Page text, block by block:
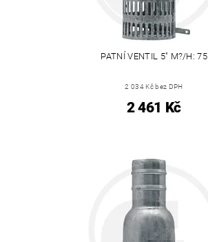
PATNÍ VENTIL 5" M?/H: 75
2 034 Kč bez DPH
2 461 Kč